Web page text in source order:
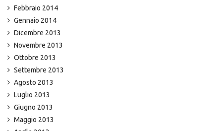
Febbraio 2014
Gennaio 2014
Dicembre 2013
Novembre 2013
Ottobre 2013
Settembre 2013
Agosto 2013
Luglio 2013
Giugno 2013
Maggio 2013